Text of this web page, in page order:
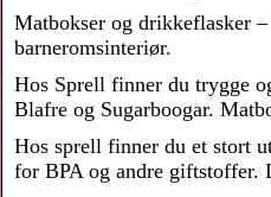
Matbokser og drikkeflasker
barneromsinteriør.
Hos Sprell finner du trygge
Blafre og Sugarboogar.
Hos sprell finner du et stort
for BPA og andre giftstoffer.